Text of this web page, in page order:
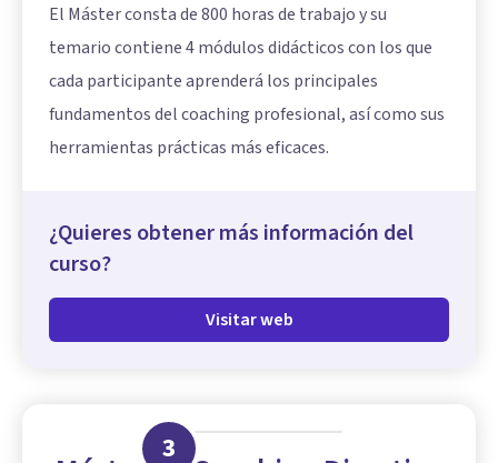
El Máster consta de 800 horas de trabajo y su
temario contiene 4 módulos didácticos con los que
cada participante aprenderá los principales
fundamentos del coaching profesional, así como sus
herramientas prácticas más eficaces.
¿Quieres obtener más información del
curso?
Visitar web
3